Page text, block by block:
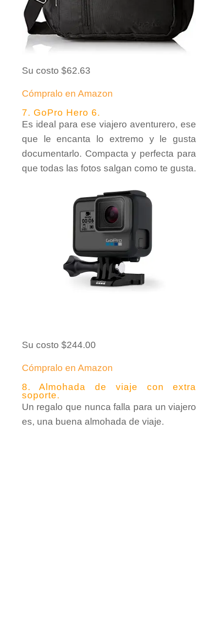
Su costo $62.63
Cómpralo en Amazon
7. GoPro Hero 6.
Es ideal para ese viajero aventurero, ese
que le encanta lo extremo y le gusta
documentarlo. Compacta y perfecta para
que todas las fotos salgan como te gusta.
Su costo $244.00
Cómpralo en Amazon
8. Almohada de viaje con extra
soporte.
Un regalo que nunca falla para un viajero
es, una buena almohada de viaje.